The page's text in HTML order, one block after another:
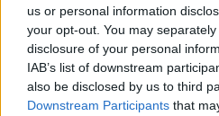
us or personal information
your opt-out. You may
disclosure of your personal
IAB’s list of downstream
also be disclosed by us to third
Downstream Participants that
Látványos
Flórián téri